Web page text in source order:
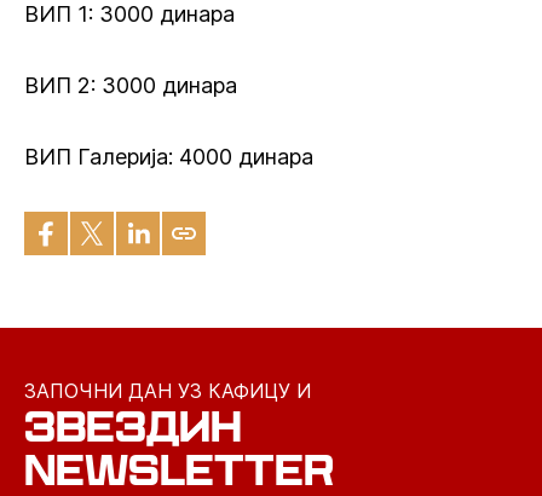
ВИП 1: 3000 динара
ВИП 2: 3000 динара
ВИП Галерија: 4000 динара
ЗАПОЧНИ ДАН УЗ КАФИЦУ И
ЗВЕЗДИН
NEWSLETTER